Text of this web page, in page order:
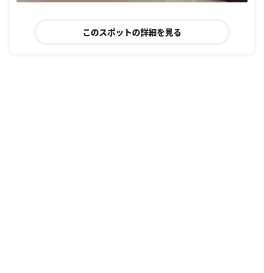
このスポットの詳細を見る